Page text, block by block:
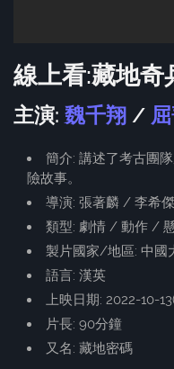
線上看:藏地奇
主演: 魏千翔 /
簡介: 講述了考古團
險故事。
導演: 張著麟 / 李希
類型: 劇情 / 動作 /
製片國家/地區: 中國
語言: 漢英
上映日期: 2022-10-
片長: 90分鐘
又名: 藏地密碼